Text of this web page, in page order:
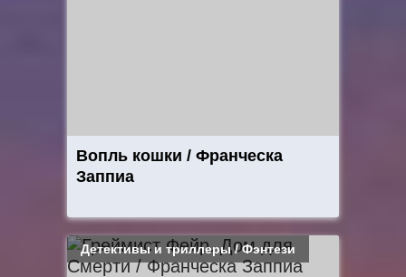
Вопль кошки / Франческа
Заппиа
Детективы и триллеры / Фэнтези